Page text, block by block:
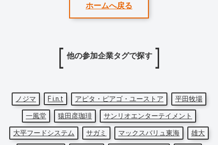
ホームへ戻る
他の参加企業タグで探す
ノジマ F i.n.t アピタ・ピアゴ・ユーストア
平田牧場
一風堂
猿田彦珈琲
サンリオエンターテイメント
大平フードシステム
サガミ マックスバリュ東海
雄大